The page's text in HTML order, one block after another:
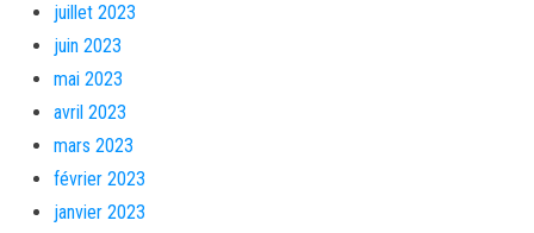
juillet 2023
juin 2023
mai 2023
avril 2023
mars 2023
février 2023
janvier 2023